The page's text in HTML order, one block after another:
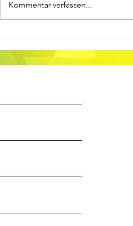
Spannung pur beim
Pottfit Prime Cup 2026
Kommentar verfassen...